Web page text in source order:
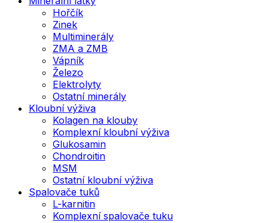
Hořčík
Zinek
Multiminerály
ZMA a ZMB
Vápník
Železo
Elektrolyty
Ostatní minerály
Kloubní výživa
Kolagen na klouby
Komplexní kloubní výživa
Glukosamin
Chondroitin
MSM
Ostatní kloubní výživa
Spalovače tuků
L-karnitin
Komplexní spalovače tuku